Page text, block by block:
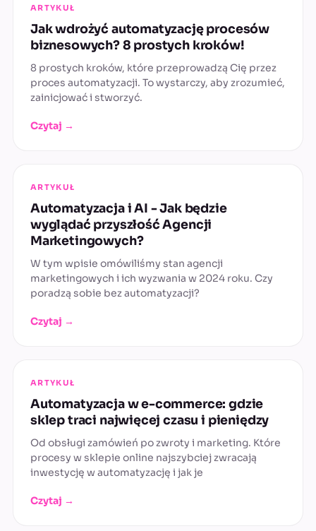
ARTYKUŁ
Jak wdrożyć automatyzację procesów
biznesowych? 8 prostych kroków!
8 prostych kroków, które przeprowadzą Cię przez
proces automatyzacji. To wystarczy, aby zrozumieć,
zainicjować i stworzyć.
Czytaj →
ARTYKUŁ
Automatyzacja i AI - Jak będzie
wyglądać przyszłość Agencji
Marketingowych?
W tym wpisie omówiliśmy stan agencji
marketingowych i ich wyzwania w 2024 roku. Czy
poradzą sobie bez automatyzacji?
Czytaj →
ARTYKUŁ
Automatyzacja w e-commerce: gdzie
sklep traci najwięcej czasu i pieniędzy
Od obsługi zamówień po zwroty i marketing. Które
procesy w sklepie online najszybciej zwracają
inwestycję w automatyzację i jak je
Czytaj →